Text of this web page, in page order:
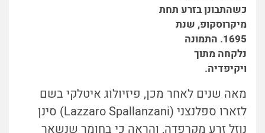
כשהתבונן בזרע תחת
מיקרוסקופ, שנת
1695. התמונה
נלקחה מתוך
ויקיפדיה.
מאה שנים לאחר מכן, פיזיולוג איטלקי בשם
לזארו ספלנצני (Lazzaro Spallanzani) סינן
נוזל זרע מקרפדה, והראה כי בחומר שנשאר